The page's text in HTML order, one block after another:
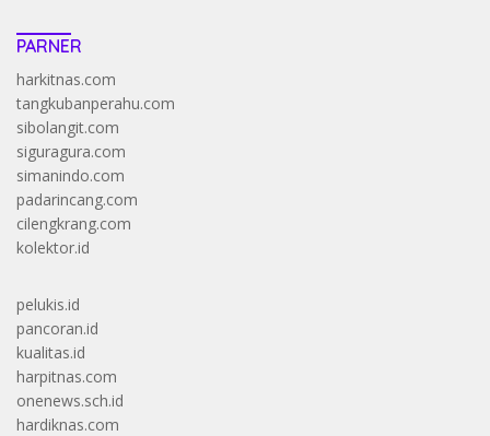
PARNER
harkitnas.com
tangkubanperahu.com
sibolangit.com
siguragura.com
simanindo.com
padarincang.com
cilengkrang.com
kolektor.id
pelukis.id
pancoran.id
kualitas.id
harpitnas.com
onenews.sch.id
hardiknas.com